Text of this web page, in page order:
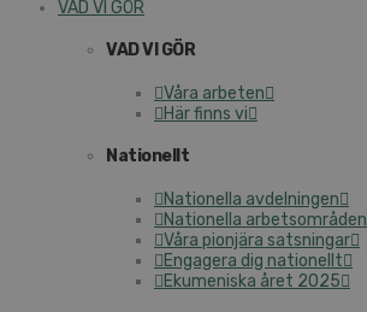
VAD VI GÖR
VAD VI GÖR
Våra arbeten
Här finns vi
Nationellt
Nationella avdelningen
Nationella arbetsområden
Våra pionjära satsningar
Engagera dig nationellt
Ekumeniska året 2025